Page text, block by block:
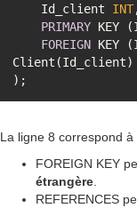
    Id_client
INT
PRIMARY
FOREIGN KEY
);
La ligne 8 correspond
FOREIGN KEY
étrangère
REFERENCES